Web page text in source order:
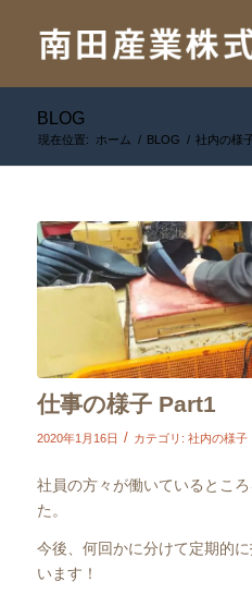
BLOG
現在位置: ホーム / BLOG / 社内の様
仕事の様子 Part1
2020年1月16日 / カテゴリ: 社内の様子
社員の方々が働いているとこ
た。
今後、何回かに分けて定期的
います！